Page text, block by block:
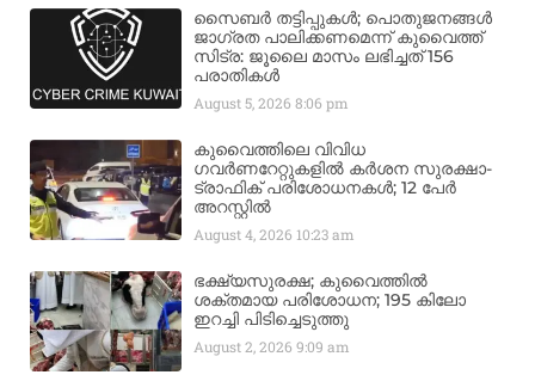
സൈബർ തട്ടിപ്പുകൾ; പൊതുജനങ്ങൾ
ജാഗ്രത പാലിക്കണമെന്ന് കുവൈത്ത്
സിട്ര: ജൂലൈ മാസം ലഭിച്ചത് 156
പരാതികൾ
August 5, 20268:06 pm
കുവൈത്തിലെ വിവിധ
ഗവർണറേറ്റുകളിൽ കർശന സുരക്ഷാ-
ട്രാഫിക് പരിശോധനകൾ; 12 പേർ
അറസ്റ്റിൽ
August 4, 2026 10:23 am
ഭക്ഷ്യസുരക്ഷ; കുവൈത്തിൽ
ശക്തമായ പരിശോധന; 195 കിലോ
ഇറച്ചി പിടിച്ചെടുത്തു
August 2, 20269:09 am